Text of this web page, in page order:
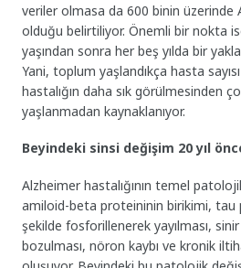
veriler olmasa da 600 binin üzerinde
olduğu belirtiliyor. Önemli bir nokta
yaşından sonra her beş yılda bir
Yani, toplum yaşlandıkça hasta
hastalığın daha sık görülmesinden
yaşlanmadan kaynaklanıyor.
Beyindeki sinsi değişim 20 yıl
Alzheimer hastalığının temel
amiloid-beta proteininin birikimi, tau
şekilde fosforillenerek yayılması,
bozulması, nöron kaybı ve kronik